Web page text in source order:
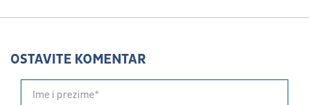
OSTAVITE KOMENTAR